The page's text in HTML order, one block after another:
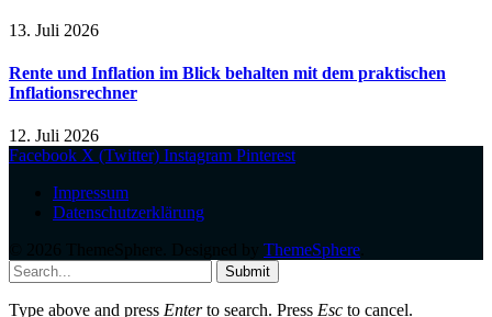
13. Juli 2026
Rente und Inflation im Blick behalten mit dem praktischen
Inflationsrechner
12. Juli 2026
Facebook X (Twitter) Instagram Pinterest
Impressum
Datenschutzerklärung
ThemeSphere
Submit
Type above and press Enterto search. Press Esc to cancel.